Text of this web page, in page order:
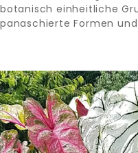
botanisch einheitliche
panaschierte Formen